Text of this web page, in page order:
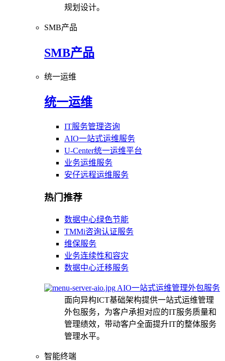
规划设计。
SMB产品
SMB产品
统一运维
统一运维
IT服务管理咨询
AIO一站式运维服务
U-Center统一运维平台
业务运维服务
安仔远程运维服务
热门推荐
数据中心绿色节能
TMMi咨询认证服务
维保服务
业务连续性和容灾
数据中心迁移服务
AIO一站式运维管理外包服务
面向异构ICT基础架构提供一站式运维管理
外包服务，为客户承担对应的IT服务质量和
管理绩效，带动客户全面提升IT的整体服务
管理水平。
智能终端